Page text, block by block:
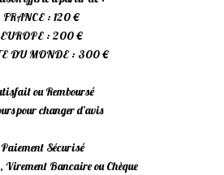
FRANCE : 120 €
EUROPE : 200 €
DU MONDE : 300 €
ou Remboursé
pour changer d’avis
Paiement Sécurisé
Virement Bancaire ou Chèque